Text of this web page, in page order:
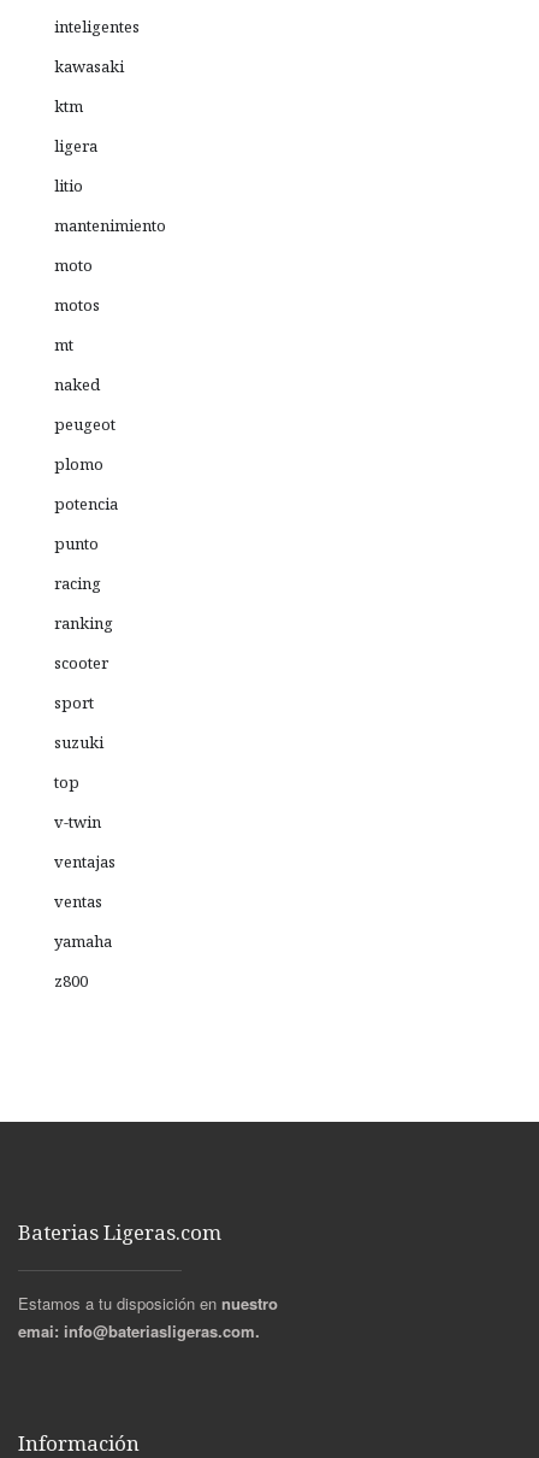
inteligentes
kawasaki
ktm
ligera
litio
mantenimiento
moto
motos
mt
naked
peugeot
plomo
potencia
punto
racing
ranking
scooter
sport
suzuki
top
v-twin
ventajas
ventas
yamaha
z800
Baterias Ligeras.com
Estamos a tu disposición en nuestro
emai: info@bateriasligeras.com.
Información